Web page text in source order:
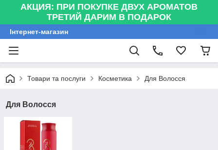
АКЦИЯ: ПРИ ПОКУПКЕ ДВУХ АРОМАТОВ
ТРЕТИЙ ДАРИМ В ПОДАРОК
Інтернет-магазин
Товари та послуги Косметика Для Волосся
Для Волосся